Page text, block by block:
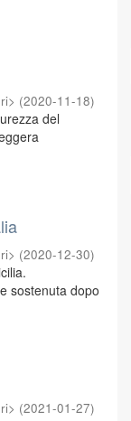
(2020-11-18)
del
(2020-12-30)
sostenuta dopo
(2021-01-27)